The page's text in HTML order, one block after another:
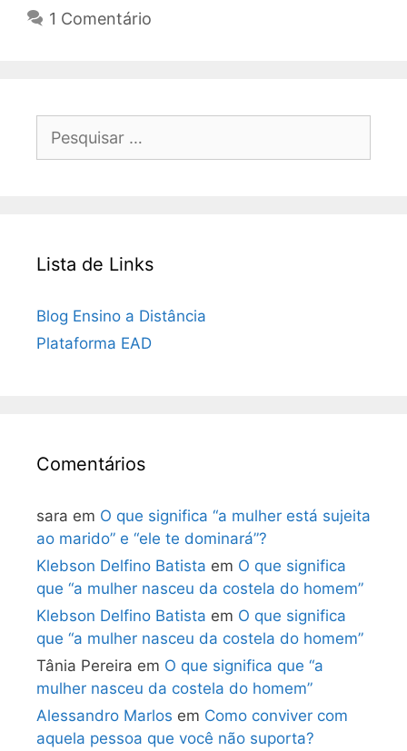
1 Comentário
por:
Lista de Links
Blog Ensino a Distância
Plataforma EAD
Comentários
sara em O que significa “a mulher está sujeita
ao marido” e “ele te dominará”?
Klebson Delfino Batista em O que significa
que “a mulher nasceu da costela do homem”
Klebson Delfino Batista em O que significa
que “a mulher nasceu da costela do homem”
Tânia Pereira em O que significa que “a
mulher nasceu da costela do homem”
Alessandro Marlos em Como conviver com
aquela pessoa que você não suporta?